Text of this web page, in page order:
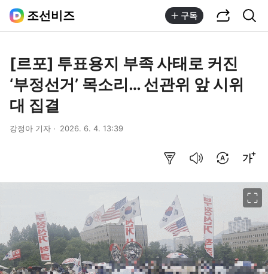
조선비즈 구독
[르포] 투표용지 부족 사태로 커진
‘부정선거’ 목소리… 선관위 앞 시위
대 집결
강정아 기자 2026. 6. 4. 13:39